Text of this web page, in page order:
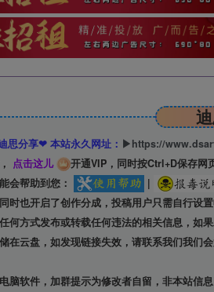
思分享❤ 本站永久网址： ▶https://
点击这儿
开通VIP，同时按Ctrl+D保存网
会帮助到您：
|
时也开启了创作分成，投稿用户只需自行设
何方式发布或转载任何违法的相关信息，如
在云盘，如发现链接失效，请联系我们我们
脑软件，加群提示为修改者自留， 非本站信息